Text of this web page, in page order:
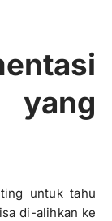
untuk tahu
di-alihkan ke